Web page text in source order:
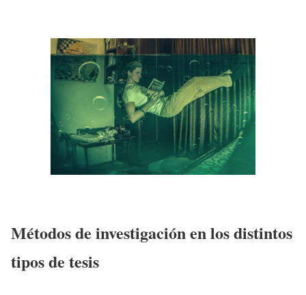
Métodos de investigación en los distintos
tipos de tesis